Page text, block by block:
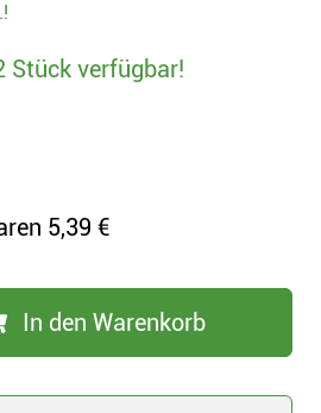
!
Stück verfügbar!
5,39 €
In den Warenkorb